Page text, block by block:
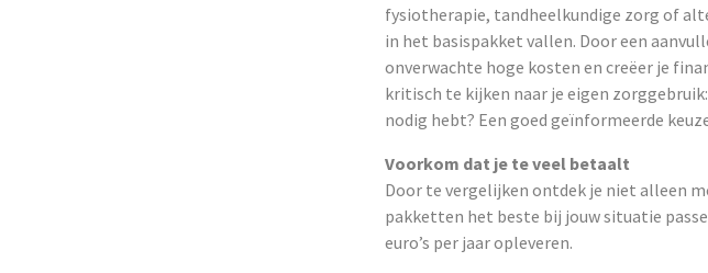
fysiotherapie, tandheelkundige zorg of
in het basispakket vallen. Door een
onverwachte hoge kosten en creëer je
kritisch te kijken naar je eigen
nodig hebt? Een goed geïnformeerde
Voorkom dat je te veel betaalt
Door te vergelijken ontdek je niet alleen
pakketten het beste bij jouw situatie
euro’s per jaar opleveren.